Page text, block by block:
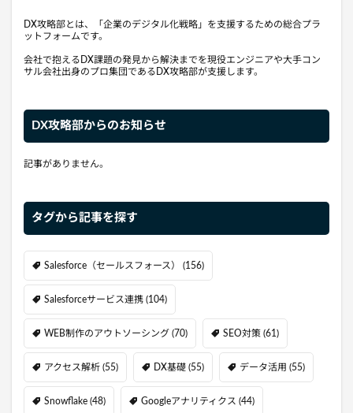
DX攻略部とは、「企業のデジタル化戦略」を支援するための総合プラ
ットフォームです。
会社で抱えるDX課題の発見から解決までを現役エンジニアや大手コン
サル会社出身のプロ集団であるDX攻略部が支援します。
DX攻略部からのお知らせ
記事がありません。
タグから記事を探す
Salesforce（セールスフォース） (156)
Salesforceサービス連携 (104)
WEB制作のアウトソーシング (70) SEO対策 (61)
アクセス解析 (55) DX基礎 (55) データ活用 (55)
Snowflake (48) Googleアナリティクス (44)